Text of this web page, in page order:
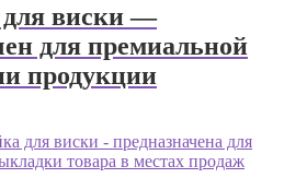
для виски —
для премиальной
продукции